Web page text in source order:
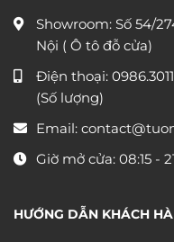
Showroom: Số 54/
Nội ( Ô tô đỗ cửa)
Điện thoại:
(Số lượng)
Email:
Giờ mở cửa: 08:15 -
HƯỚNG DẪN KHÁCH